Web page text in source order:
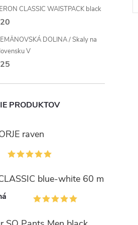
CLASSIC WAISTPACK black
DOLINA / Skaly na
V
PRODUKTOV
raven
blue-white 60 m